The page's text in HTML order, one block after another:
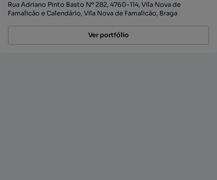
Rua Adriano Pinto Basto Nº 282, 4760-114, Vila Nova de
Famalicão e Calendário, Vila Nova de Famalicão, Braga
Ver portfólio